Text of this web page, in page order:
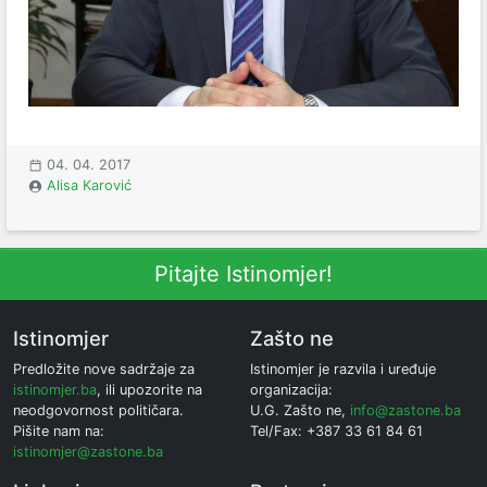
04. 04. 2017
Alisa Karović
Pitajte Istinomjer!
Istinomjer
Predložite nove sadržaje za
istinomjer.ba, ili upozorite na
neodgovornost političara.
Pišite nam na:
istinomjer@zastone.ba
Zašto ne
Istinomjer je razvila i uređuje
organizacija:
U.G. Zašto ne, info@zastone.ba
Tel/Fax: +387 33 61 84 61